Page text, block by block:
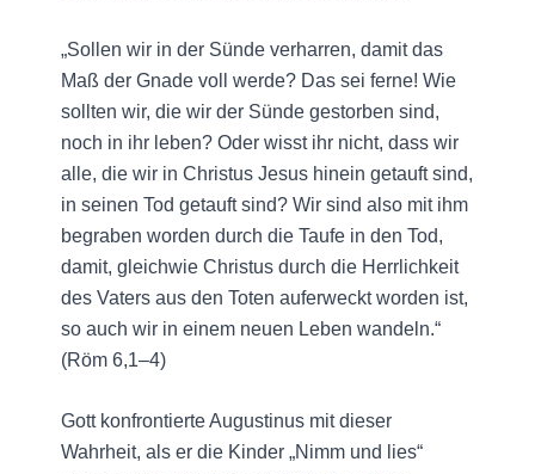
„Sollen wir in der Sünde verharren, damit das
Maß der Gnade voll werde? Das sei ferne! Wie
sollten wir, die wir der Sünde gestorben sind,
noch in ihr leben? Oder wisst ihr nicht, dass wir
alle, die wir in Christus Jesus hinein getauft sind,
in seinen Tod getauft sind? Wir sind also mit ihm
begraben worden durch die Taufe in den Tod,
damit, gleichwie Christus durch die Herrlichkeit
des Vaters aus den Toten auferweckt worden ist,
so auch wir in einem neuen Leben wandeln.“
(Röm 6,1–4)
Gott konfrontierte Augustinus mit dieser
Wahrheit, als er die Kinder „Nimm und lies“